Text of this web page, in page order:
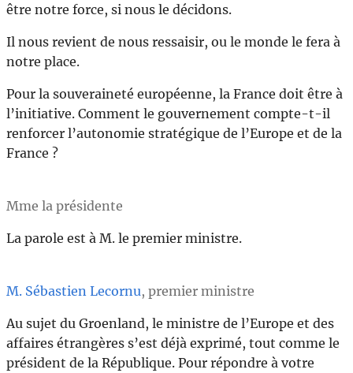
être notre force, si nous le décidons.
Il nous revient de nous ressaisir, ou le monde le fera à
notre place.
Pour la souveraineté européenne, la France doit être à
l’initiative. Comment le gouvernement compte-t-il
renforcer l’autonomie stratégique de l’Europe et de la
France ?
Mme la présidente
La parole est à M. le premier ministre.
M. Sébastien Lecornu, premier ministre
Au sujet du Groenland, le ministre de l’Europe et des
affaires étrangères s’est déjà exprimé, tout comme le
président de la République. Pour répondre à votre